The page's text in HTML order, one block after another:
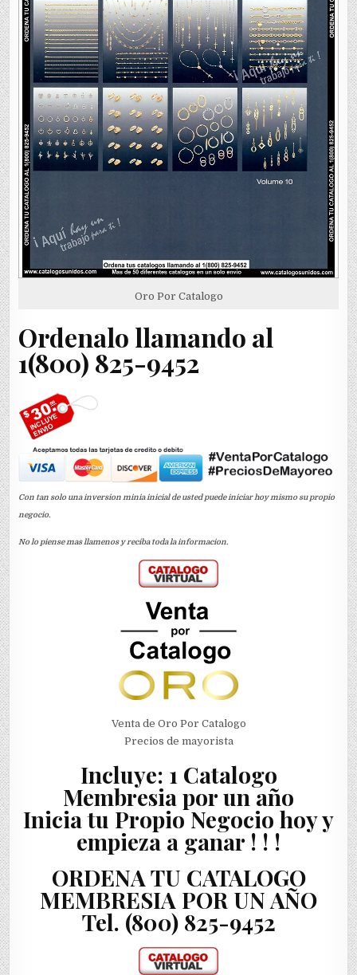
Oro Por Catalogo
Ordenalo llamando al
1(800) 825-9452
Con tan solo una inversion minia inicial de usted puede iniciar hoy mismo su propio
negocio.
No lo piense mas llamenos y reciba toda la informacion.
Venta de Oro Por Catalogo
Precios de mayorista
Incluye: 1 Catalogo
Membresia por un año
Inicia tu Propio Negocio hoy y
empieza a ganar ! ! !
ORDENA TU CATALOGO
MEMBRESIA POR UN AÑO
Tel. (800) 825-9452